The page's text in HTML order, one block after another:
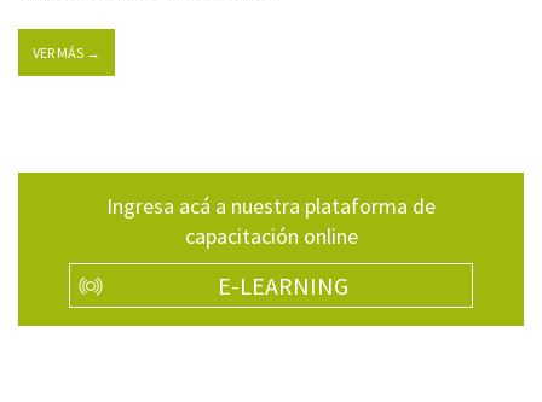
VER MÁS →
Ingresa acá a nuestra plataforma de
capacitación online
E-LEARNING